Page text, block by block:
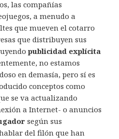
las compañías
a menudo a
que mueven el cotarro
que distribuyen sus
publicidad explícita
no estamos
en demasía, pero sí es
conceptos como
se va actualizando
a Internet- o anuncios
según sus
del filón que han